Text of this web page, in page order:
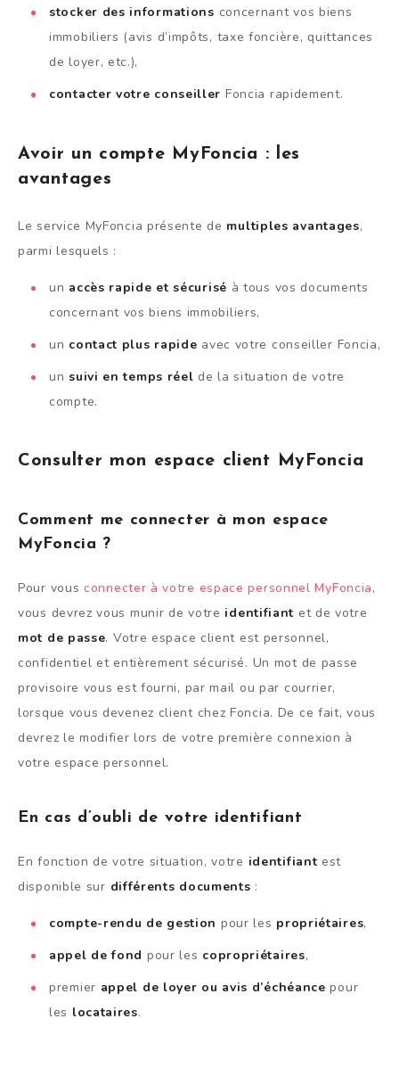
stocker des informations concernant vos biens
immobiliers (avis d’impôts, taxe foncière, quittances
de loyer, etc.),
contacter votre conseiller Foncia rapidement.
Avoir un compte MyFoncia : les
avantages
Le service MyFoncia présente de multiples avantages,
parmi lesquels :
un accès rapide et sécurisé à tous vos documents
concernant vos biens immobiliers,
un contact plus rapide avec votre conseiller Foncia,
unsuivi en temps réel de la situation de votre
compte.
Consulter mon espace client MyFoncia
Comment me connecter à mon espace
MyFoncia ?
Pour vous connecter à votre espace personnel MyFoncia,
vous devrez vous munir de votre identifiant et de votre
mot de passe. Votre espace client est personnel,
confidentiel et entièrement sécurisé. Un mot de passe
provisoire vous est fourni, par mail ou par courrier,
lorsque vous devenez client chez Foncia. De ce fait, vous
devrez le modifier lors de votre première connexion à
votre espace personnel.
En cas d’oubli de votre identifiant
En fonction de votre situation, votre identifiant est
disponible sur différents documents :
compte-rendu de gestion pour les propriétaires,
appel de fond pour les copropriétaires,
premier appel de loyer ou avis d’échéance pour
les locataires.